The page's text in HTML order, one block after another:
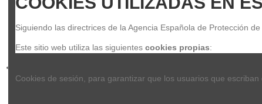
Siguiendo las directrices de la Agencia Española de Protección
Este sitio web utiliza las siguientes cookies propias:
Cookies de sesión, para garantizar que los usuarios que